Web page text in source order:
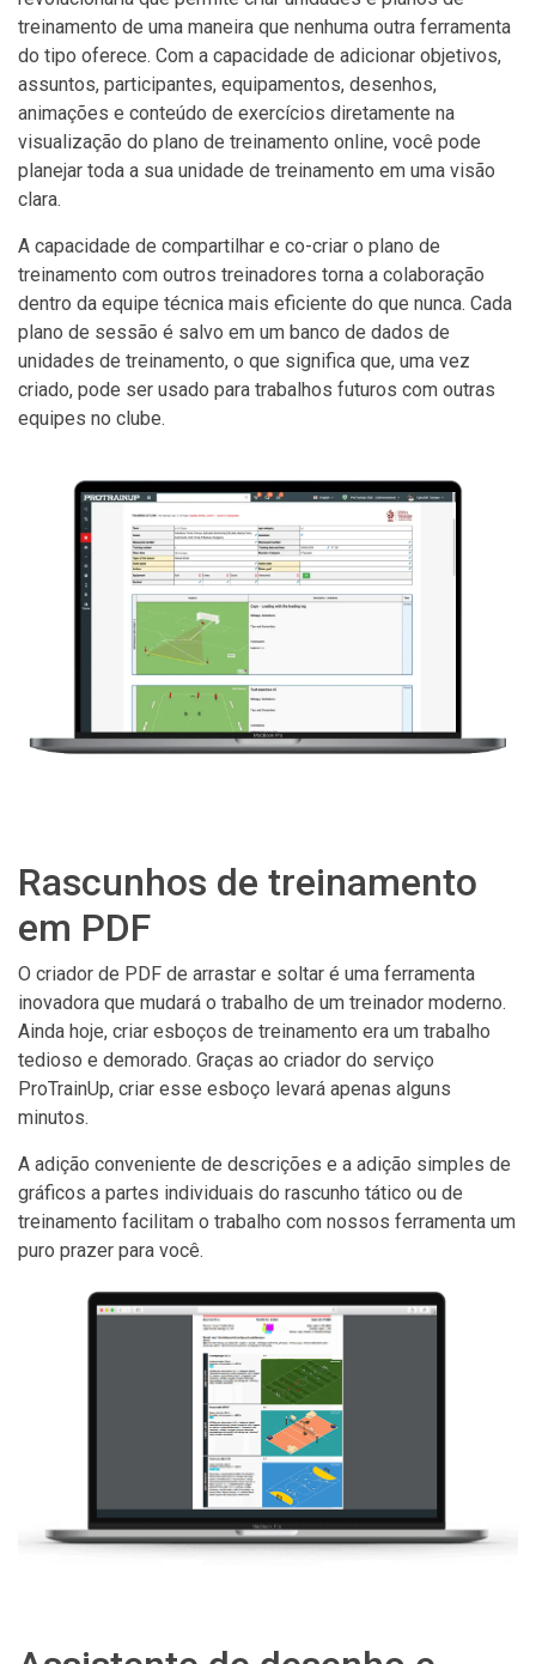
treinamento de uma maneira que nenhuma outra ferramenta
do tipo oferece. Com a capacidade de adicionar objetivos,
assuntos, participantes, equipamentos, desenhos,
animações e conteúdo de exercícios diretamente na
visualização do plano de treinamento online, você pode
planejar toda a sua unidade de treinamento em uma visão
clara.
A capacidade de compartilhar e co-criar o plano de
treinamento com outros treinadores torna a colaboração
dentro da equipe técnica mais eficiente do que nunca. Cada
plano de sessão é salvo em um banco de dados de
unidades de treinamento, o que significa que, uma vez
criado, pode ser usado para trabalhos futuros com outras
equipes no clube.
Rascunhos de treinamento
em PDF
O criador de PDF de arrastar e soltar é uma ferramenta
inovadora que mudará o trabalho de um treinador moderno.
Ainda hoje, criar esboços de treinamento era um trabalho
tedioso e demorado. Graças ao criador do serviço
ProTrainUp, criar esse esboço levará apenas alguns
minutos.
A adição conveniente de descrições e a adição simples de
gráficos a partes individuais do rascunho tático ou de
treinamento facilitam o trabalho com nossos ferramenta um
puro prazer para você.